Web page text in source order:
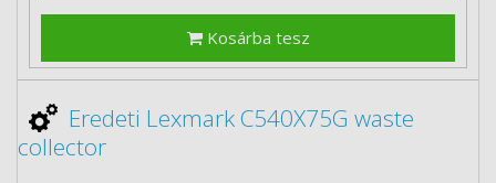
Kosárba tesz
Eredeti Lexmark C540X75G waste
collector